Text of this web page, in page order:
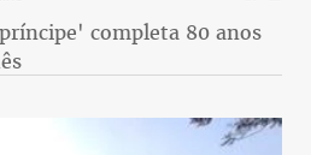
completa 80 anos